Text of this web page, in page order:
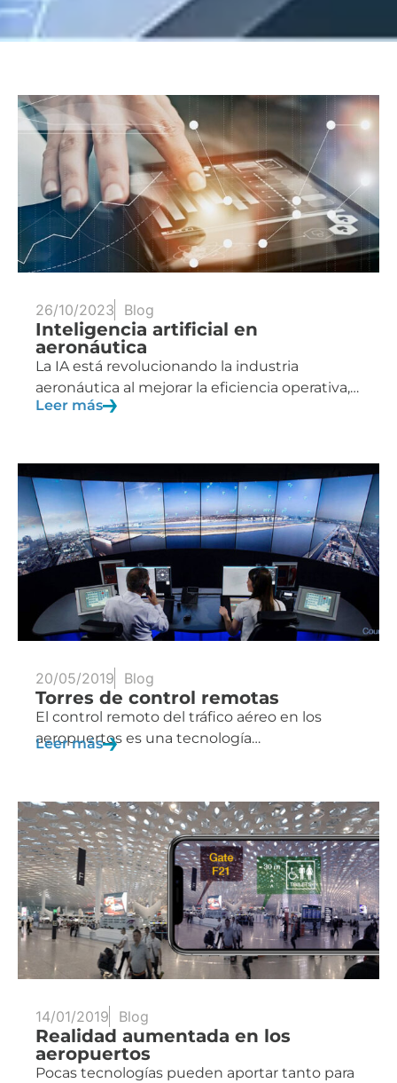
26/10/2023 Blog
Inteligencia artificial en
aeronáutica
La IA está revolucionando la industria
aeronáutica al mejorar la eficiencia operativa,…
Leer más
20/05/2019 Blog
Torres de control remotas
El control remoto del tráfico aéreo en los
aeropuertos es una tecnología…
Leer más
14/01/2019 Blog
Realidad aumentada en los
aeropuertos
Pocas tecnologías pueden aportar tanto para